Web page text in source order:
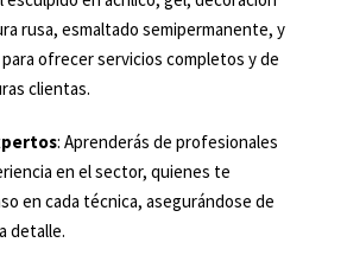
rusa, esmaltado semipermanente, y
para ofrecer servicios completos y de
clientas.
: Aprenderás de profesionales
en el sector, quienes te
en cada técnica, asegurándose de
detalle.